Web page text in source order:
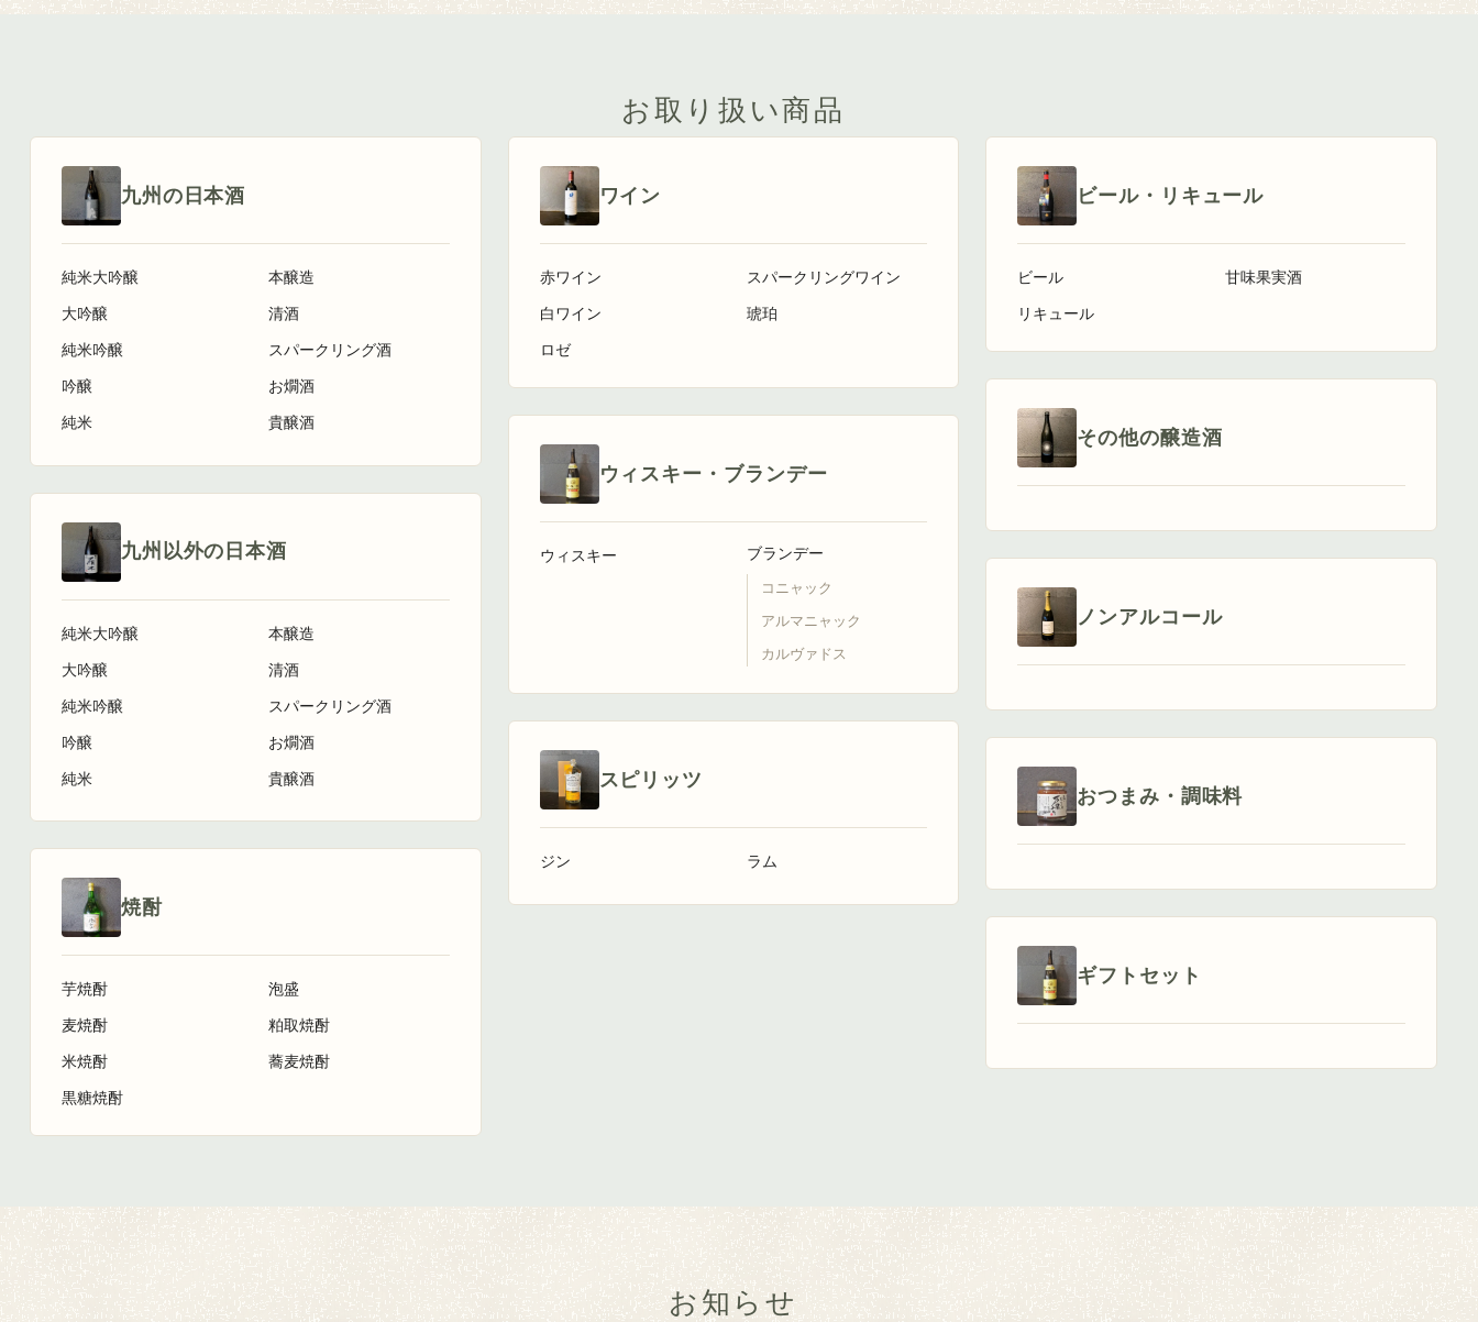
お取り扱い商品
九州の日本酒
純米大吟醸
大吟醸
純米吟醸
吟醸
純米
本醸造
清酒
スパークリング酒
お燗酒
貴醸酒
九州以外の日本酒
純米大吟醸
大吟醸
純米吟醸
吟醸
純米
本醸造
清酒
スパークリング酒
お燗酒
貴醸酒
焼酎
芋焼酎
麦焼酎
米焼酎
黒糖焼酎
泡盛
粕取焼酎
蕎麦焼酎
ワイン
赤ワイン
白ワイン
ロゼ
スパークリングワイン
琥珀
ウィスキー・ブランデー
ウィスキー ブランデー
コニャック
アルマニャック
カルヴァドス
スピリッツ
ジン ラム
ビール・リキュール
ビール
リキュール
甘味果実酒
その他の醸造酒
ノンアルコール
おつまみ・調味料
ギフトセット
お知らせ